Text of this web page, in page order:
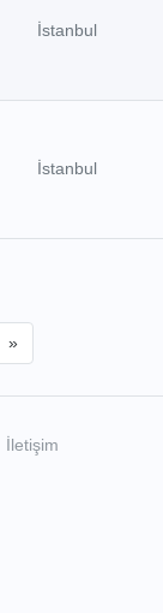
İstanbul
İstanbul
»
İletişim